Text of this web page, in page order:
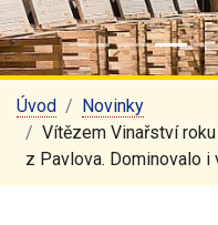
Úvod
Novinky
Vítězem Vinařství
z Pavlova. Dominovalo